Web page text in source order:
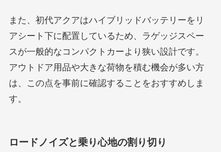
また、初代アクアはハイブリッドバッテリーをリ
アシート下に配置しているため、ラゲッジスペー
スが一般的なコンパクトカーより狭い設計です。
アウトドア用品や大きな荷物を積む機会が多い方
は、この点を事前に確認することをおすすめしま
す。
ロードノイズと乗り心地の割り切り